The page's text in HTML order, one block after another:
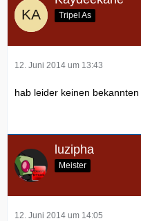
Tripel As
12. Juni 2014 um 13:43
hab leider keinen
luzipha
Meister
12. Juni 2014 um 14:05